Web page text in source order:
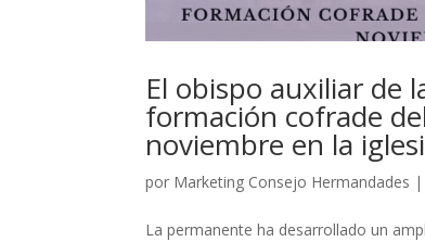
El obispo auxiliar de
formación cofrade
noviembre en la
por Marketing Consejo Hermandades |
La permanente ha desarrollado un